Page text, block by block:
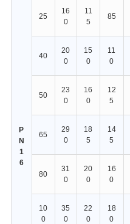
P
N
1
6
25
16
0
11
5
85
40
20
0
15
0
11
0
50
23
0
16
0
12
5
65
29
0
18
5
14
5
80
31
0
20
0
16
0
10
0
35
0
22
0
18
0